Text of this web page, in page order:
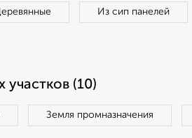
Из сип панелей
(10)
Земля промназначения